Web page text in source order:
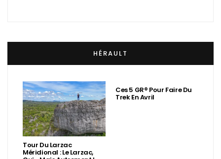
HÉRAULT
Tour Du Larzac
Méridional : Le Larzac,
Ces 5 GR® Pour Faire Du
Trek En Avril